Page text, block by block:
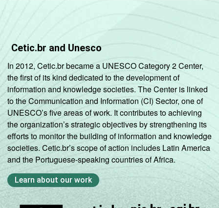
Cetic.br and Unesco
In 2012, Cetic.br became a UNESCO Category 2 Center,
the first of its kind dedicated to the development of
information and knowledge societies. The Center is linked
to the Communication and Information (CI) Sector, one of
UNESCO’s five areas of work. It contributes to achieving
the organization’s strategic objectives by strengthening its
efforts to monitor the building of information and knowledge
societies. Cetic.br’s scope of action includes Latin America
and the Portuguese-speaking countries of Africa.
Learn about our work